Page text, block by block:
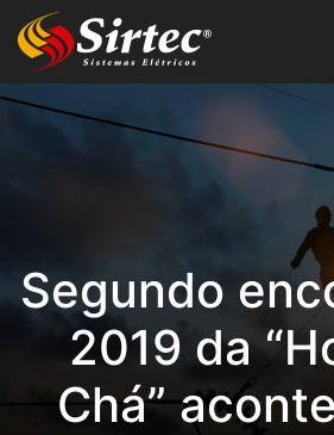
Segundo
2019 da
Chá”